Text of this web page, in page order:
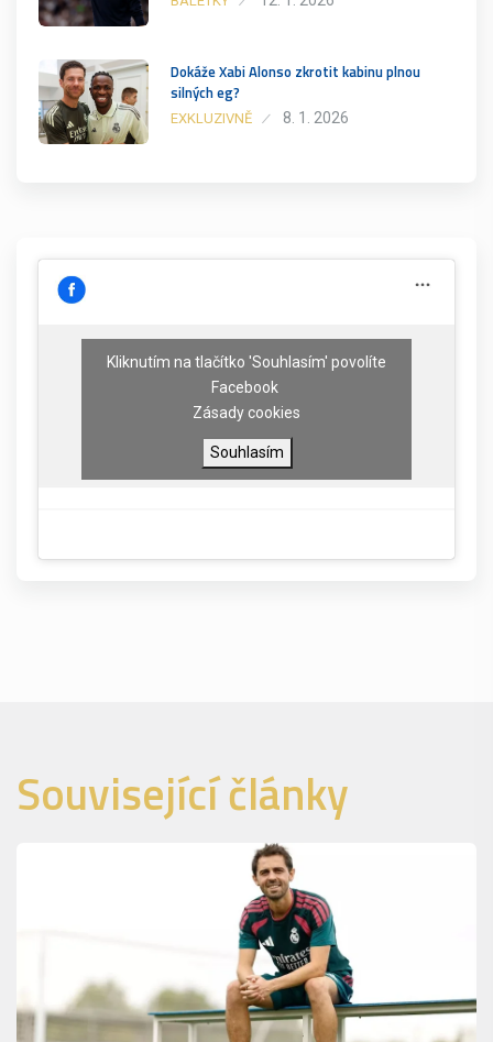
Dokáže Xabi Alonso zkrotit kabinu plnou
silných eg?
EXKLUZIVNĚ 8. 1. 2026
Kliknutím na tlačítko 'Souhlasím' povolíte
Facebook
Zásady cookies
Souhlasím
Související články